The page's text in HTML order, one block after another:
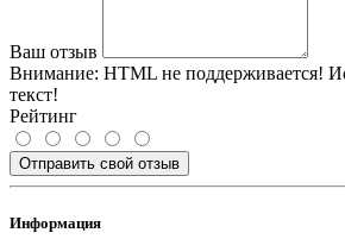
Ваш отзыв
Внимание: HTML не поддерживается!
текст!
Рейтинг
Отправить свой отзыв
Информация